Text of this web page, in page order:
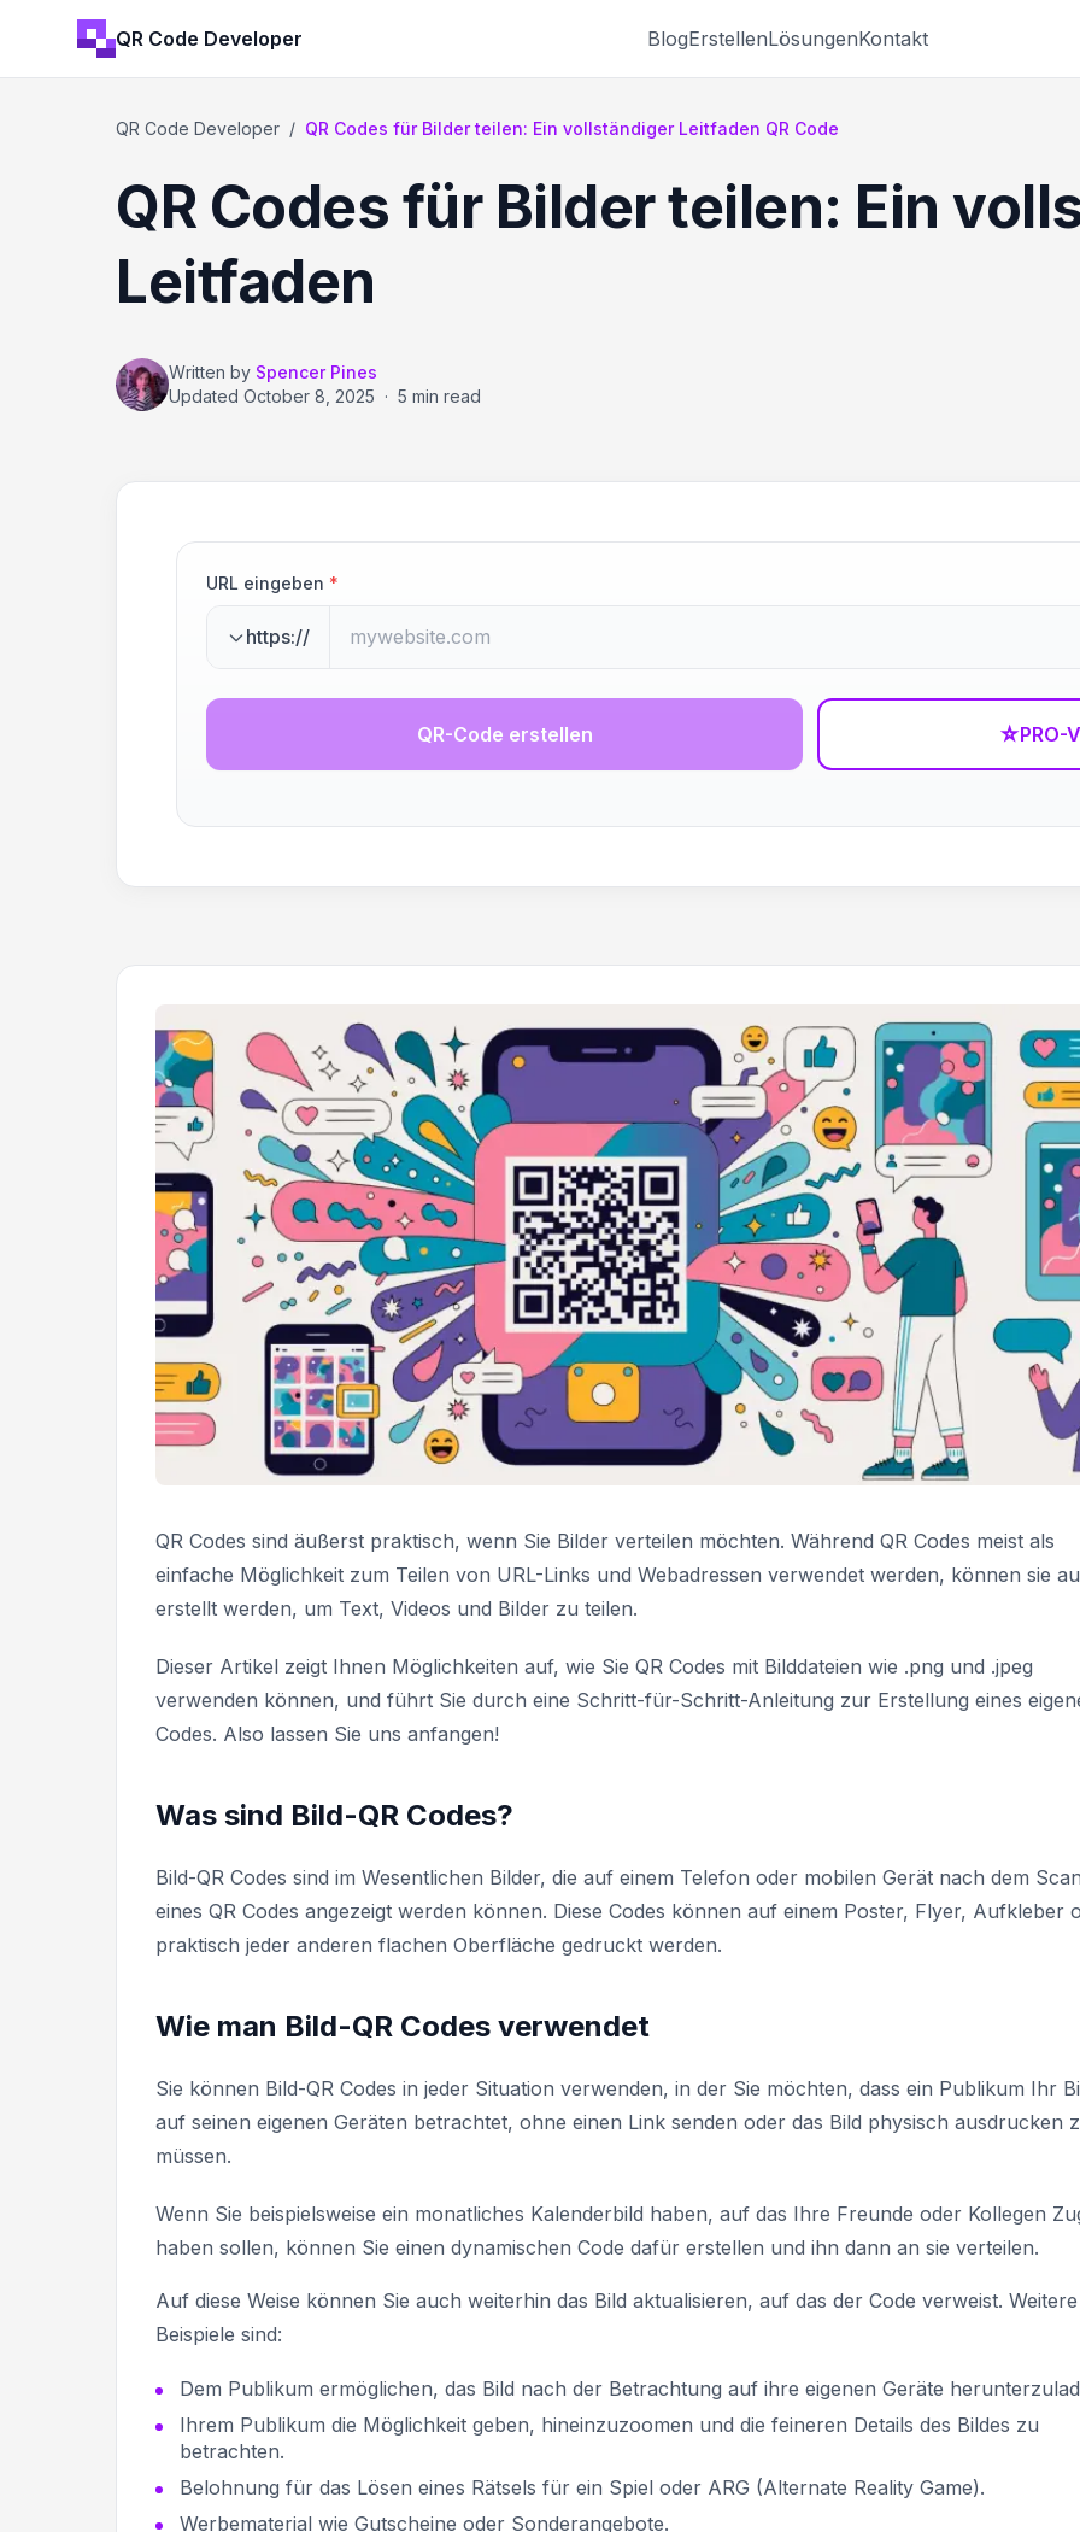
QR Code Developer BlogErstellenLösungenKontakt
QR Code Developer / QR Codes für Bilder teilen: Ein vollständiger Leitfaden QR Code
QR Codes für Bilder teilen: Ein
Leitfaden
Written by Spencer Pines
Updated October 8, 2025 · 5 min read
URL eingeben *
https://
QR-Code erstellen ☆PRO-
QR Codes sind äußerst praktisch, wenn Sie Bilder verteilen möchten. Während QR Codes meist als
einfache Möglichkeit zum Teilen von URL-Links und Webadressen verwendet werden, können sie
erstellt werden, um Text, Videos und Bilder zu teilen.
Dieser Artikel zeigt Ihnen Möglichkeiten auf, wie Sie QR Codes mit Bilddateien wie .png und .jpeg
verwenden können, und führt Sie durch eine Schritt-für-Schritt-Anleitung zur Erstellung eines
Codes. Also lassen Sie uns anfangen!
Was sind Bild-QR Codes?
Bild-QR Codes sind im Wesentlichen Bilder, die auf einem Telefon oder mobilen Gerät nach dem
eines QR Codes angezeigt werden können. Diese Codes können auf einem Poster, Flyer, Aufkleber
praktisch jeder anderen flachen Oberfläche gedruckt werden.
Wie man Bild-QR Codes verwendet
Sie können Bild-QR Codes in jeder Situation verwenden, in der Sie möchten, dass ein Publikum Ihr
auf seinen eigenen Geräten betrachtet, ohne einen Link senden oder das Bild physisch ausdrucken
müssen.
Wenn Sie beispielsweise ein monatliches Kalenderbild haben, auf das Ihre Freunde oder Kollegen
haben sollen, können Sie einen dynamischen Code dafür erstellen und ihn dann an sie verteilen.
Auf diese Weise können Sie auch weiterhin das Bild aktualisieren, auf das der Code verweist. Weitere
Beispiele sind:
Dem Publikum ermöglichen, das Bild nach der Betrachtung auf ihre eigenen Geräte
Ihrem Publikum die Möglichkeit geben, hineinzuzoomen und die feineren Details des Bildes zu
betrachten.
Belohnung für das Lösen eines Rätsels für ein Spiel oder ARG (Alternate Reality Game).
Werbematerial wie Gutscheine oder Sonderangebote.